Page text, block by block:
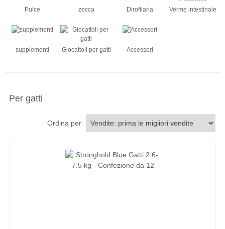
Pulce zecca Dirofilaria Verme intestinale
supplementi Giocattoli per gatti Accessori
Per gatti
Ordina per